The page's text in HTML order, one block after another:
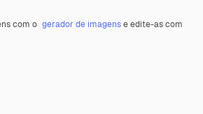
com o gerador de imagense edite-as com